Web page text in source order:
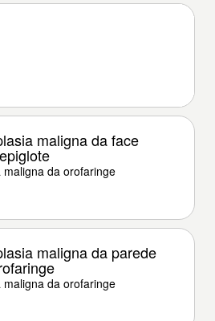
maligna da face
maligna da orofaringe
maligna da parede
maligna da orofaringe